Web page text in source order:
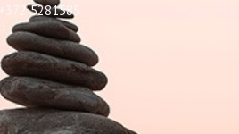
+372 5281585